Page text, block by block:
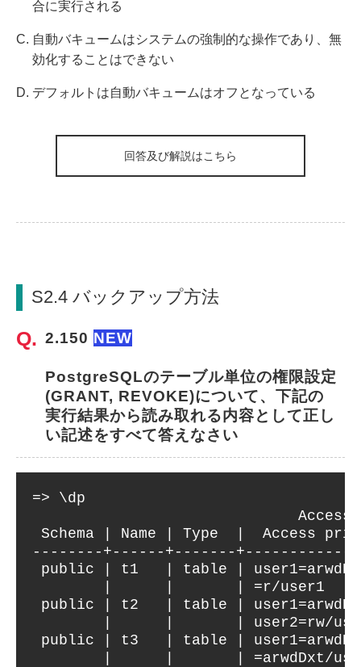
合に実行される
自動バキュームはシステムの強制的な操作であり、無
効化することはできない
デフォルトは自動バキュームはオフとなっている
回答及び解説はこちら
S2.4 バックアップ方法
2.150 NEW
PostgreSQLのテーブル単位の権限設定
(GRANT, REVOKE)について、下記の
実行結果から読み取れる内容として正し
い記述をすべて答えなさい
=> \dp
Access
Schema | Name | Type | Access
--------+------+-------
public | t1 | table |
| | | =r/
public | t2 | table |
| | |
public | t3 | table |
| | |